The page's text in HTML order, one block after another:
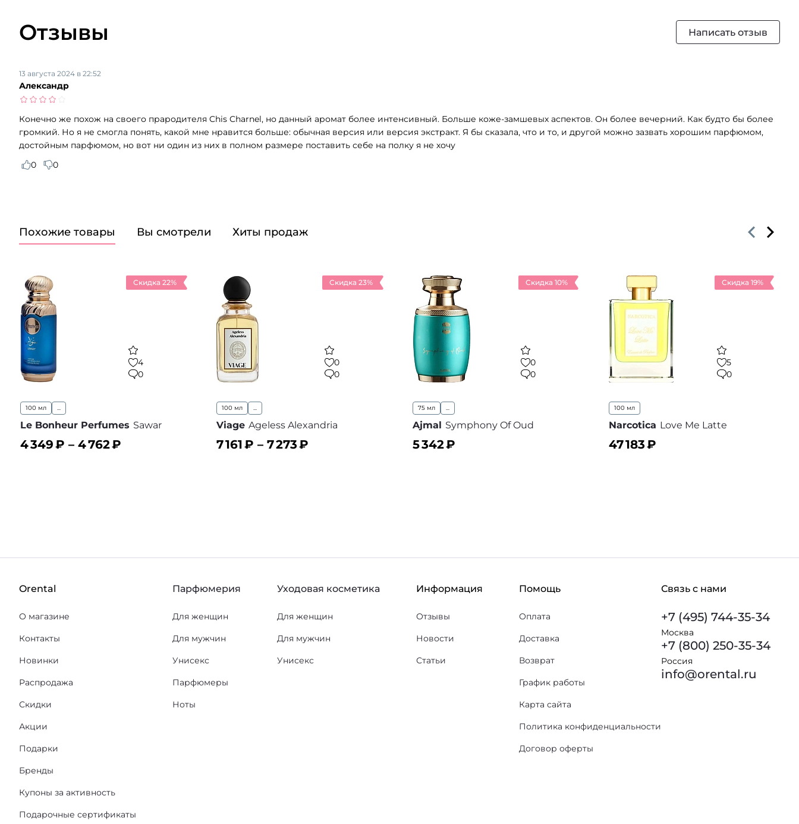
Отзывы Написать отзыв
Александр
13 августа 2024 в 22:52
Конечно же похож на своего прародителя Chis Charnel, но данный аромат более интенсивный. Больше коже-замшевых аспектов. Он более вечерний. Как будто бы более
громкий. Но я не смогла понять, какой мне нравится больше: обычная версия или версия экстракт. Я бы сказала, что и то, и другой можно зазвать хорошим парфюмом,
достойным парфюмом, но вот ни один из них в полном размере поставить себе на полку я не хочу
0
0
Похожие товары Вы смотрели Хиты продаж
Скидка 22%
4
0
100 мл ...
Le Bonheur Perfumes Sawar
4 349₽ – 4 762₽
Скидка 23%
0
0
100 мл ...
Viage Ageless Alexandria
7 161₽ – 7 273₽
Скидка 10%
0
0
75 мл ...
Ajmal Symphony Of Oud
5 342₽
Скидка 19%
5
0
100 мл
Narcotica Love Me Latte
47 183₽
Orental
О магазине
Контакты
Новинки
Распродажа
Скидки
Акции
Подарки
Бренды
Купоны за активность
Подарочные сертификаты
Парфюмерия
Для женщин
Для мужчин
Унисекс
Парфюмеры
Ноты
Уходовая косметика
Для женщин
Для мужчин
Унисекс
Информация
Отзывы
Новости
Статьи
Помощь
Оплата
Доставка
Возврат
График работы
Карта сайта
Политика конфиденциальности
Договор оферты
Связь с нами
+7 (495) 744-35-34
Москва
+7 (800) 250-35-34
Россия
info@orental.ru